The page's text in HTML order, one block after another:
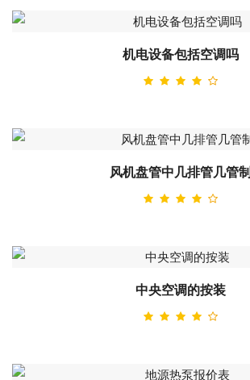
机电设备包括空调吗
风机盘管中几排管几管制
中央空调的按装